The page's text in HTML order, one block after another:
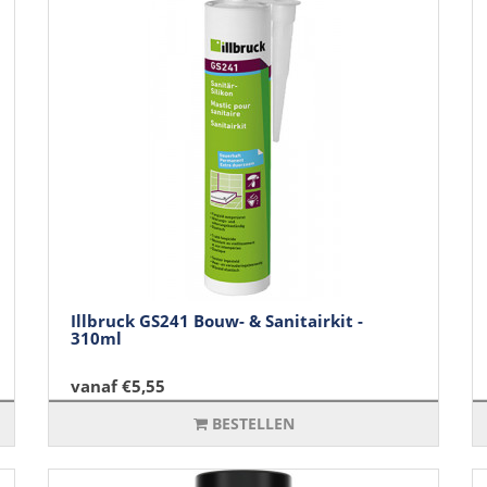
Illbruck GS241 Bouw- & Sanitairkit -
310ml
vanaf €5,55
BESTELLEN